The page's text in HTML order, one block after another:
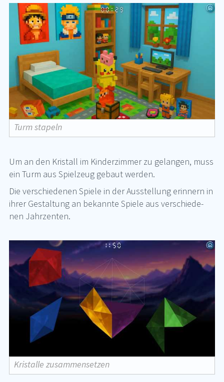
Turm stapeln
Um an den Kris­tall im Kin­der­zim­mer zu ge­lan­gen, muss
ein Turm aus Spiel­zeug ge­baut wer­den.
Die ver­schie­de­nen Spie­le in der Aus­stel­lung er­in­nern in
ih­rer Ge­stal­tung an be­kann­te Spie­le aus ver­schie­de­
nen Jahr­zen­ten.
Kristalle zusammensetzen